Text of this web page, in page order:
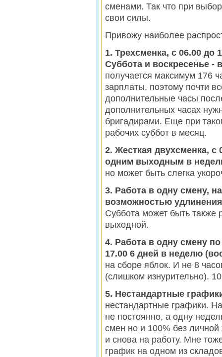
сменами. Так что при
свои силы.
Привожу наиболее
1. Трехсменка, с 06.00 до
Суббота и воскресенье -
получается максимум 176
зарплаты, поэтому почти
дополнительные часы
дополнительных часах
бригадирами. Еще при
рабочих суббот в месяц.
2. Жесткая двухсменка, с
одним выходным в
но может быть слегка
3. Работа в одну смену,
возможностью
Суббота может быть также
выходной.
4. Работа в одну смену
17.00 6 дней в неделю
на сборе яблок. И не 8
(слишком изнурительно).
5. Нестандартные
нестандартные графики.
не постоянно, а одну
смен но и 100% без
и снова на работу. Мне
график на одном из